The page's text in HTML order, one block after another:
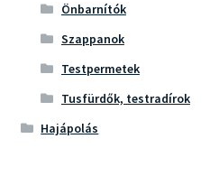
Önbarnítók
Szappanok
Testpermetek
Tusfürdők, testradírok
Hajápolás